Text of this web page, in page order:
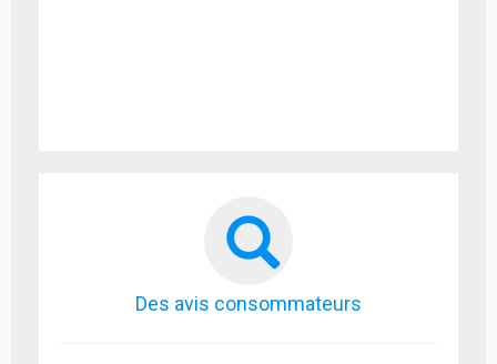
Des avis consommateurs